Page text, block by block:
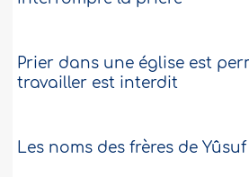
Prier dans une église est
travailler est interdit
Les noms des frères de Yûsuf